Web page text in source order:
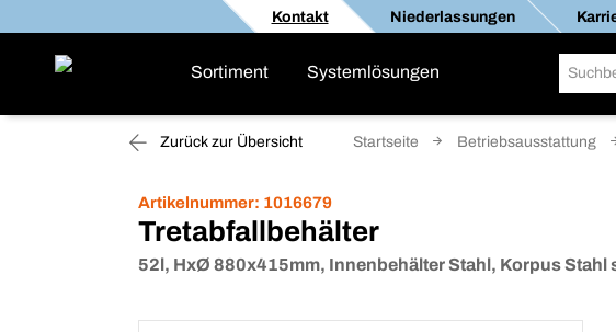
Kontakt Niederlassungen
Sortiment Systemlösungen
Zurück zur Übersicht Startseite Betriebsausstattung
Artikelnummer: 1016679
Tretabfallbehälter
52l, HxØ 880x415mm, Innenbehälter Stahl, Korpus Stahl